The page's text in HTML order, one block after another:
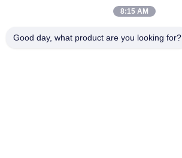
8:15 AM
Good day, what product are you looking for?